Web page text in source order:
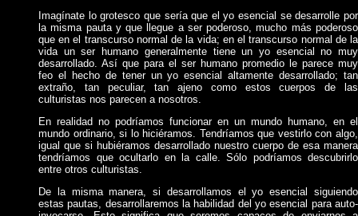
Imagínate lo grotesco que sería que el yo esencial se desarrolle por
la misma pauta y que llegue a ser poderoso, mucho más poderoso
que en el transcurso normal de la vida; en el transcurso normal de la
vida un ser humano generalmente tiene un yo esencial no muy
desarrollado. Así que para el ser humano promedio le parece muy
feo el hecho de tener un yo esencial altamente desarrollado; tan
extraño, tan peculiar, tan ajeno como estos cuerpos de las
culturistas nos parecen a nosotros.
En realidad no podríamos funcionar en un mundo humano, en el
mundo ordinario, si lo hiciéramos. Tendríamos que vestirlo con algo,
igual que si hubiéramos desarrollado nuestro cuerpo de esa manera
tendríamos que ocultarlo en la calle. Sólo podríamos descubrirlo
entre otros culturistas.
De la misma manera, si desarrollamos el yo esencial siguiendo
estas pautas, desarrollaremos la habilidad del yo esencial para auto-